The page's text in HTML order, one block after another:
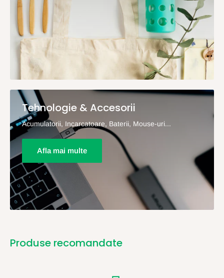
Tehnologie & Accesorii
Acumulatorii, Incarcatoare, Baterii, Mouse-uri...
Afla mai multe
Produse recomandate